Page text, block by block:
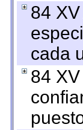
84
cada
84